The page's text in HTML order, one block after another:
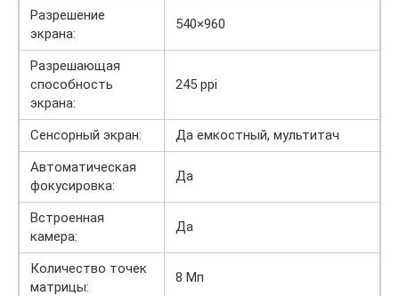
Разрешение
экрана:
540×960
Разрешающая
способность
экрана:
245 ppi
Сенсорный экран:
Да емкостный, мультитач
Автоматическая
фокусировка:
Да
Встроенная
камера:
Да
Количество точек
матрицы:
8 Мп